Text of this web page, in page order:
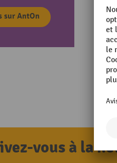
sur AntOn
vous à la